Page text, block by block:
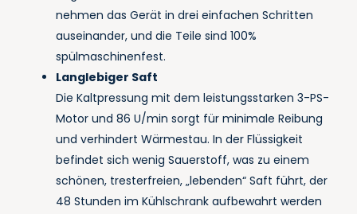
nehmen das Gerät in drei einfachen Schritten
auseinander, und die Teile sind 100%
spülmaschinenfest.
Langlebiger Saft
Die Kaltpressung mit dem leistungsstarken 3-PS-
Motor und 86 U/min sorgt für minimale Reibung
und verhindert Wärmestau. In der Flüssigkeit
befindet sich wenig Sauerstoff, was zu einem
schönen, tresterfreien, „lebenden“ Saft führt, der
48 Stunden im Kühlschrank aufbewahrt werden